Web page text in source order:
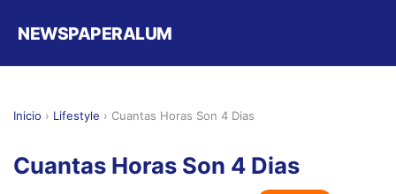
NEWSPAPERALUM
Inicio › Lifestyle › Cuantas Horas Son 4 Dias
Cuantas Horas Son 4 Dias